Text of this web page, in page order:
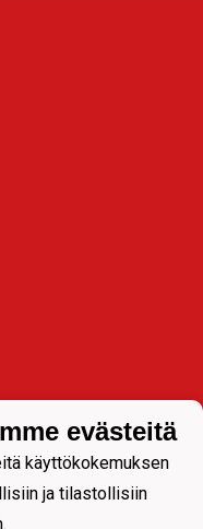
evästeitä
käyttökokemuksen
ja tilastollisiin